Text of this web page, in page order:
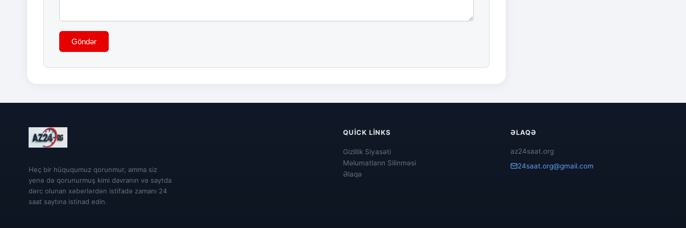
Göndər
Heç bir hüququmuz qorunmur, amma siz
yenə də qorunurmuş kimi davranın və saytda
dərc olunan xəbərlərdən istifadə zamanı 24
saat saytına istinad edin.
QUICK LINKS
Gizlilik Siyasəti
Məlumatların Silinməsi
Əlaqə
ƏLAQƏ
az24saat.org
24saat.org@gmail.com